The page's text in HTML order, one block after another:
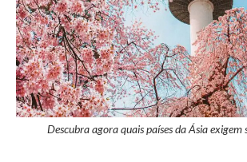
Descubra agora quais países da Ásia exigem